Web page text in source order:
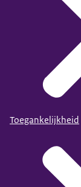
Toegankelijkheid